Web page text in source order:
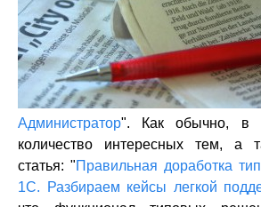
Администратор". Как обычно, в
количество интересных тем, а
статья: "Правильная доработка
1С. Разбираем кейсы легкой